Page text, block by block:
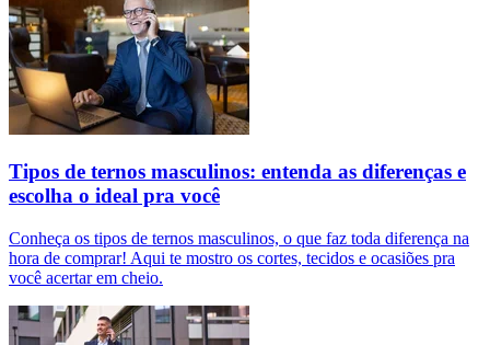
Tipos de ternos masculinos: entenda as diferenças e
escolha o ideal pra você
Conheça os tipos de ternos masculinos, o que faz toda diferença na
hora de comprar! Aqui te mostro os cortes, tecidos e ocasiões pra
você acertar em cheio.